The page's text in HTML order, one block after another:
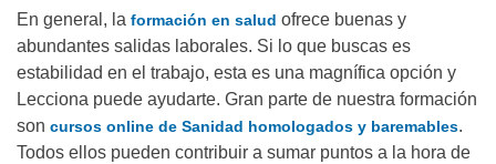
En general, la formación en salud ofrece buenas y
abundantes salidas laborales. Si lo que buscas es
estabilidad en el trabajo, esta es una magnífica opción y
Lecciona puede ayudarte. Gran parte de nuestra formación
son cursos online de Sanidad homologados y baremables.
Todos ellos pueden contribuir a sumar puntos a la hora de